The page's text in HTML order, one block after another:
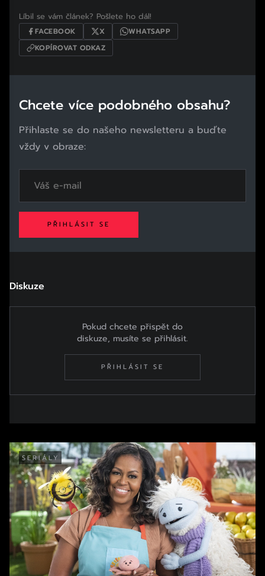
Líbil se vám článek? Pošlete ho dál!
FACEBOOK X
WHATSAPP
KOPÍROVAT ODKAZ
Chcete více podobného obsahu?
Přihlaste se do našeho newsletteru a buďte
vždy v obraze:
PŘIHLÁSIT SE
Diskuze
Pokud chcete přispět do
diskuze, musíte se přihlásit.
PŘIHLÁSIT SE
SERIÁLY